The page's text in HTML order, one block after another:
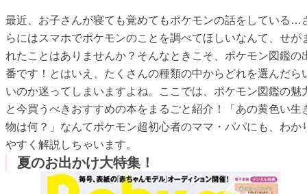
最近、お子さんが寝ても覚めてもポケモンの話をしている…
らにはスマホでポケモンのことを調べてほしいなんて、せが
れたことはありませんか？そんなときこそ、ポケモン図鑑の
番です！とはいえ、たくさんの種類の中からどれを選んだら
いのか迷ってしまいますよね。ここでは、ポケモン図鑑の魅
と今買うべきおすすめの本をまるごと紹介！「あの黄色い生
物は何？」なんてポケモン超初心者のママ・パパにも、わか
やすく解説しちゃいます。
夏のお出かけ大特集！